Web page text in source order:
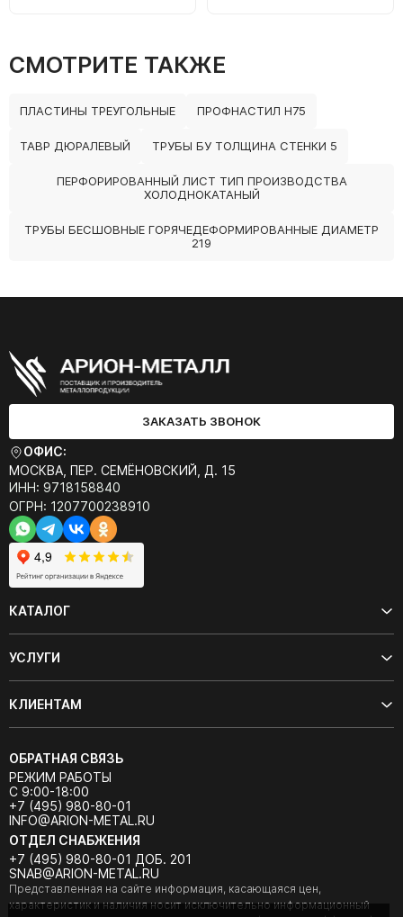
СМОТРИТЕ ТАКЖЕ
ПЛАСТИНЫ ТРЕУГОЛЬНЫЕ ПРОФНАСТИЛ Н75
ТАВР ДЮРАЛЕВЫЙ ТРУБЫ БУ ТОЛЩИНА СТЕНКИ 5
ПЕРФОРИРОВАННЫЙ ЛИСТ ТИП ПРОИЗВОДСТВА
ХОЛОДНОКАТАНЫЙ
ТРУБЫ БЕСШОВНЫЕ ГОРЯЧЕДЕФОРМИРОВАННЫЕ ДИАМЕТР
219
ЗАКАЗАТЬ ЗВОНОК
ОФИС:
МОСКВА, ПЕР. СЕМЁНОВСКИЙ, Д. 15
ИНН: 9718158840
ОГРН: 1207700238910
КАТАЛОГ
УСЛУГИ
КЛИЕНТАМ
ОБРАТНАЯ СВЯЗЬ
РЕЖИМ РАБОТЫ
С 9:00-18:00
+7 (495) 980-80-01
INFO@ARION-METAL.RU
ОТДЕЛ СНАБЖЕНИЯ
+7 (495) 980-80-01 ДОБ. 201
SNAB@ARION-METAL.RU
Представленная на сайте информация, касающаяся цен,
характеристик и наличия носит исключительно информационный